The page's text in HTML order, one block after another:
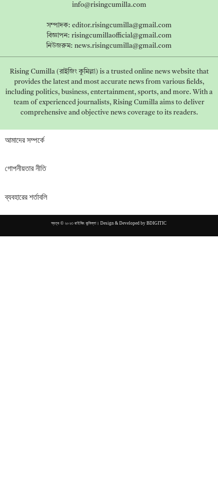
info@risingcumilla.com
সম্পাদক: editor.risingcumilla@gmail.com
বিজ্ঞাপন: risingcumillaofficial@gmail.com
নিউজরুম: news.risingcumilla@gmail.com
Rising Cumilla (রাইজিং কুমিল্লা) is a trusted online news website that
provides the latest and most accurate news from various fields,
including politics, business, entertainment, sports, and more. With a
team of experienced journalists, Rising Cumilla aims to deliver
comprehensive and objective news coverage to its readers.
আমাদের সম্পর্কে
গোপনীয়তার নীতি
ব্যবহারের শর্তাবলি
স্বত্ব © ২০২৩ রাইজিং কুমিল্লা। Design & Developed by BDIGITIC